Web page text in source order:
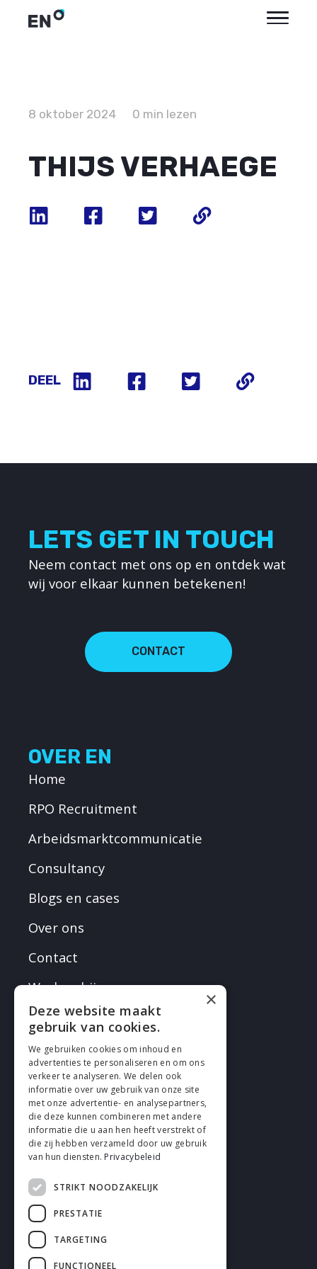
8 oktober 2024 0 min lezen
THIJS VERHAEGE
DEEL
LETS GET IN TOUCH
Neem contact met ons op en ontdek wat
wij voor elkaar kunnen betekenen!
CONTACT
OVER EN
Home
RPO Recruitment
Arbeidsmarktcommunicatie
Consultancy
Blogs en cases
Over ons
Contact
Werken bij
VOLG EN
Cookies
Privacy
Disclaimer
×
Deze website maakt
gebruik van cookies.
We gebruiken cookies om inhoud en
advertenties te personaliseren en om ons
verkeer te analyseren. We delen ook
informatie over uw gebruik van onze site
met onze advertentie- en analysepartners,
die deze kunnen combineren met andere
informatie die u aan hen heeft verstrekt of
die zij hebben verzameld door uw gebruik
van hun diensten. Privacybeleid
STRIKT NOODZAKELIJK
PRESTATIE
TARGETING
FUNCTIONEEL